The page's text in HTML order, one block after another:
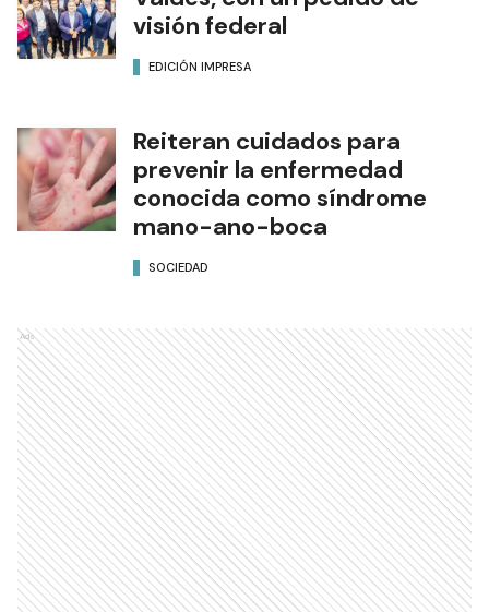
visión federal
EDICIÓN IMPRESA
Reiteran cuidados para
prevenir la enfermedad
conocida como síndrome
mano-ano-boca
SOCIEDAD
Ads